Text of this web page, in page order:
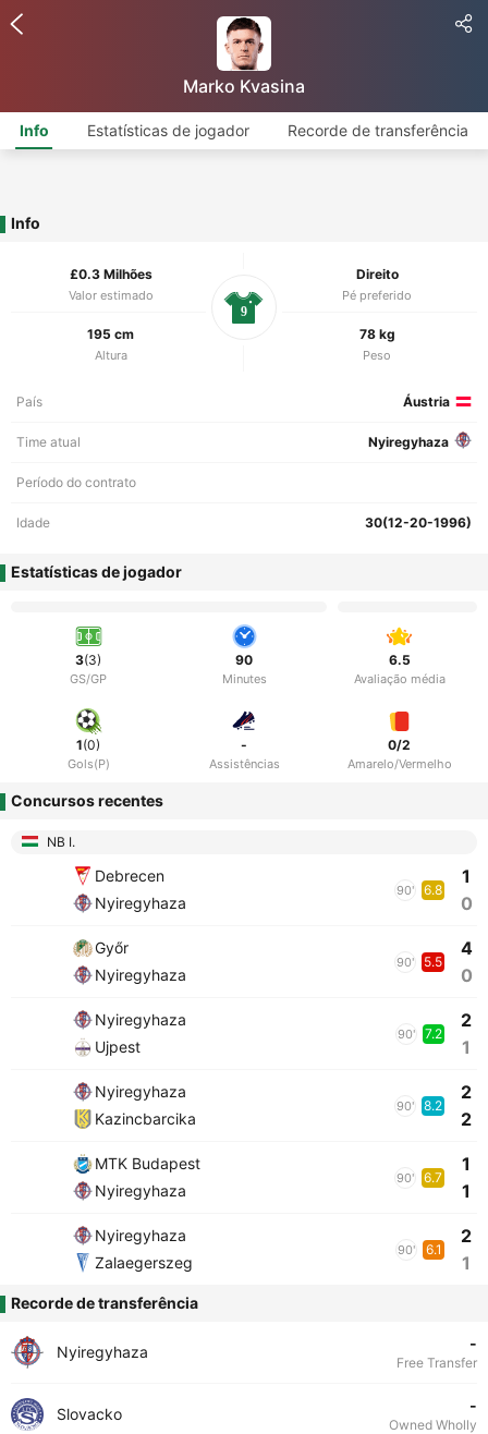
Marko Kvasina
Info Estatísticas de jogador Recorde de transferência
Info
£0.3 Milhões
Valor estimado
Direito
Pé preferido
195 cm
Altura
78 kg
Peso
9
País Áustria
Time atual Nyiregyhaza
Período do contrato
Idade 30(12-20-1996)
Estatísticas de jogador
3(3)
GS/GP
90
Minutes
6.5
Avaliação média
1(0)
Gols(P)
-
Assistências
0/2
Amarelo/Vermelho
Concursos recentes
NB I.
Debrecen
Nyiregyhaza
90' 6.8
1
0
Győr
Nyiregyhaza
90' 5.5
4
0
Nyiregyhaza
Ujpest
90' 7.2
2
1
Nyiregyhaza
Kazincbarcika
90' 8.2
2
2
MTK Budapest
Nyiregyhaza
90' 6.7
1
1
Nyiregyhaza
Zalaegerszeg
90' 6.1
2
1
Recorde de transferência
Nyiregyhaza -
Free Transfer
Slovacko -
Owned Wholly